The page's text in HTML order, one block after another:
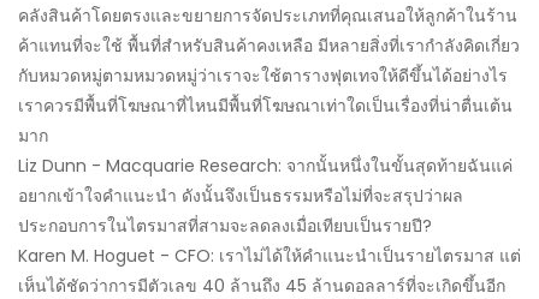
คลังสินค้าโดยตรงและขยายการจัดประเภทที่คุณเสนอให้ลูกค้าในร้าน
ค้าแทนที่จะใช้ พื้นที่สำหรับสินค้าคงเหลือ มีหลายสิ่งที่เรากำลังคิดเกี่ยว
กับหมวดหมู่ตามหมวดหมู่ว่าเราจะใช้ตารางฟุตเทจให้ดีขึ้นได้อย่างไร
เราควรมีพื้นที่โฆษณาที่ไหนมีพื้นที่โฆษณาเท่าใดเป็นเรื่องที่น่าตื่นเต้น
มาก
Liz Dunn - Macquarie Research: จากนั้นหนึ่งในขั้นสุดท้ายฉันแค่
อยากเข้าใจคำแนะนำ ดังนั้นจึงเป็นธรรมหรือไม่ที่จะสรุปว่าผล
ประกอบการในไตรมาสที่สามจะลดลงเมื่อเทียบเป็นรายปี?
Karen M. Hoguet - CFO: เราไม่ได้ให้คำแนะนำเป็นรายไตรมาส แต่
เห็นได้ชัดว่าการมีตัวเลข 40 ล้านถึง 45 ล้านดอลลาร์ที่จะเกิดขึ้นอีก